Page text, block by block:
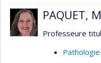
PAQUET,
Professeure